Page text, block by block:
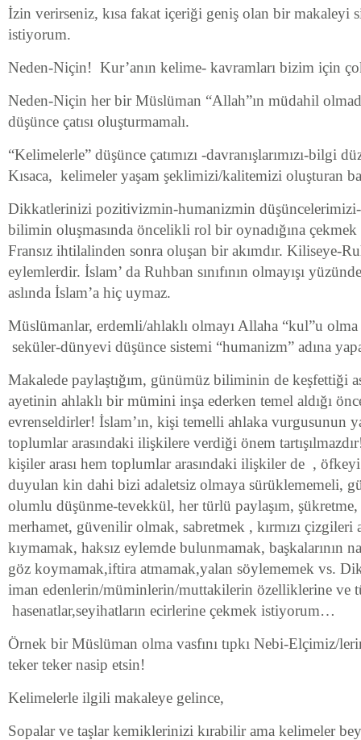
İzin verirseniz, kısa fakat içeriği geniş olan bir makaleyi
istiyorum.
Neden-Niçin! Kur’anın kelime- kavramları bizim için
Neden-Niçin her bir Müslüman “Allah”ın müdahil
düşünce çatısı oluşturmamalı.
“Kelimelerle” düşünce çatımızı -davranışlarımızı-bilgi
Kısaca, kelimeler yaşam şeklimizi/kalitemizi oluşturan
Dikkatlerinizi pozitivizmin-humanizmin
bilimin oluşmasında öncelikli rol bir oynadığına
Fransız ihtilalinden sonra oluşan bir akımdır. Kiliseye-
eylemlerdir. İslam’ da Ruhban sınıfının olmayışı
aslında İslam’a hiç uymaz.
Müslümanlar, erdemli/ahlaklı olmayı Allaha “kul”u
seküler-dünyevi düşünce sistemi “humanizm” adına
Makalede paylaştığım, günümüz biliminin de keşfettiği
ayetinin ahlaklı bir mümini inşa ederken temel aldığı
evrenseldirler! İslam’ın, kişi temelli ahlaka vurgusunun
toplumlar arasındaki ilişkilere verdiği önem
kişiler arası hem toplumlar arasındaki ilişkiler de ,
duyulan kin dahi bizi adaletsiz olmaya sürüklememeli,
olumlu düşünme-tevekkül, her türlü paylaşım,
merhamet, güvenilir olmak, sabretmek , kırmızı çizgileri
kıymamak, haksız eylemde bulunmamak, başkalarının
göz koymamak,iftira atmamak,yalan söylememek vs.
iman edenlerin/müminlerin/muttakilerin özelliklerine ve
hasenatlar,seyihatların ecirlerine çekmek istiyorum…
Örnek bir Müslüman olma vasfını tıpkı Nebi-Elçimiz/
teker teker nasip etsin!
Kelimelerle ilgili makaleye gelince,
Sopalar ve taşlar kemiklerinizi kırabilir ama kelimeler